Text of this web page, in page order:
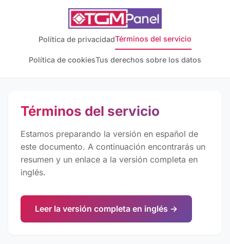
Política de privacidadTérminos del servicio
Política de cookiesTus derechos sobre los datos
Términos del servicio
Estamos preparando la versión en español de
este documento. A continuación encontrarás un
resumen y un enlace a la versión completa en
inglés.
Leer la versión completa en inglés →